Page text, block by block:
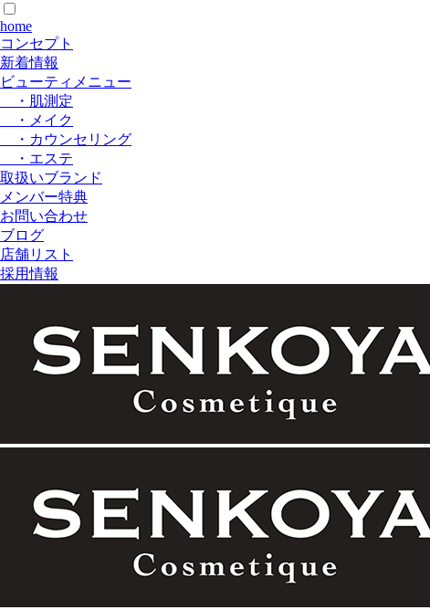
home
コンセプト
新着情報
ビューティメニュー
・肌測定
・メイク
・カウンセリング
・エステ
取扱いブランド
メンバー特典
お問い合わせ
ブログ
店舗リスト
採用情報